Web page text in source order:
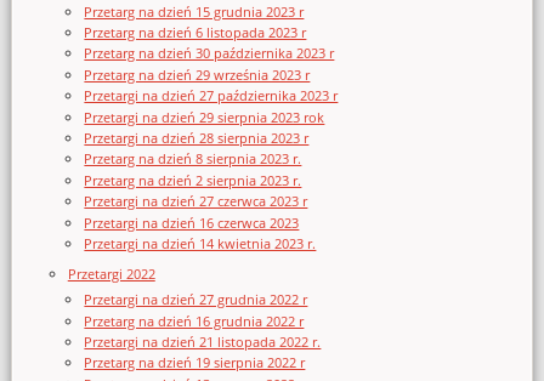
Przetarg na dzień 15 grudnia 2023 r
Przetarg na dzień 6 listopada 2023 r
Przetarg na dzień 30 października 2023 r
Przetarg na dzień 29 września 2023 r
Przetargi na dzień 27 października 2023 r
Przetargi na dzień 29 sierpnia 2023 rok
Przetargi na dzień 28 sierpnia 2023 r
Przetarg na dzień 8 sierpnia 2023 r.
Przetarg na dzień 2 sierpnia 2023 r.
Przetargi na dzień 27 czerwca 2023 r
Przetargi na dzień 16 czerwca 2023
Przetargi na dzień 14 kwietnia 2023 r.
Przetargi 2022
Przetargi na dzień 27 grudnia 2022 r
Przetarg na dzień 16 grudnia 2022 r
Przetargi na dzień 21 listopada 2022 r.
Przetarg na dzień 19 sierpnia 2022 r